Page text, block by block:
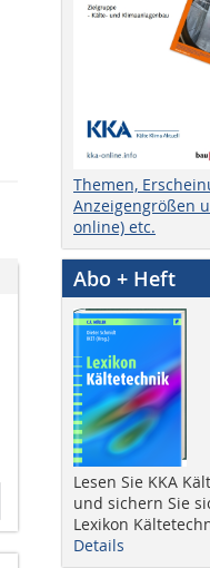
Themen,
Anzeigengrößen
online) etc.
Abo + Heft
Lesen Sie KKA
und sichern Sie
Lexikon
Details